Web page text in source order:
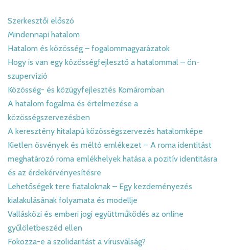
Szerkesztői előszó
Mindennapi hatalom
Hatalom és közösség – fogalommagyarázatok
Hogy is van egy közösségfejlesztő a hatalommal – ön-
szupervízió
Közösség- és közügyfejlesztés Komáromban
A hatalom fogalma és értelmezése a
közösségszervezésben
A keresztény hitalapú közösségszervezés hatalomképe
Kietlen ösvények és méltó emlékezet – A roma identitást
meghatározó roma emlékhelyek hatása a pozitív identitásra
és az érdekérvényesítésre
Lehetőségek tere fiataloknak – Egy kezdeményezés
kialakulásának folyamata és modellje
Vallásközi és emberi jogi együttműködés az online
gyűlöletbeszéd ellen
Fokozza-e a szolidaritást a vírusválság?